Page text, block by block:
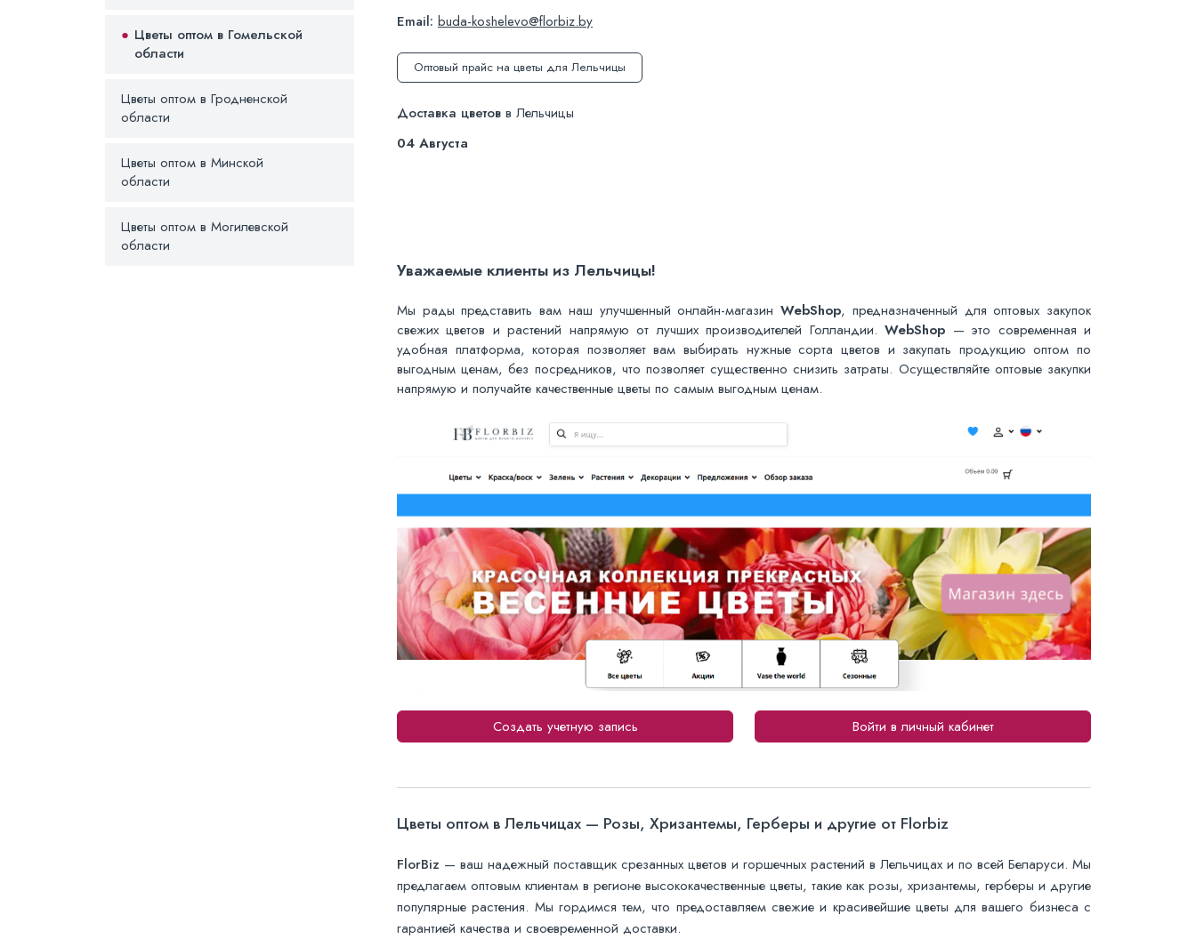
Цветы оптом в Гомельской
области
Цветы оптом в Гродненской
области
Цветы оптом в Минской
области
Цветы оптом в Могилевской
области
Email: buda-koshelevo@florbiz.by
Оптовый прайс на цветы для Лельчицы
Доставка цветов в Лельчицы
04 Августа
Уважаемые клиенты из Лельчицы!
Мы рады представить вам наш улучшенный онлайн-магазинWebShop, предназначенный для оптовых закупок
свежих цветов и растений напрямую от лучших производителей Голландии.WebShop — это современная и
удобная платформа, которая позволяет вам выбирать нужные сорта цветов и закупать продукцию оптом по
выгодным ценам, без посредников, что позволяет существенно снизить затраты. Осуществляйте оптовые закупки
напрямую и получайте качественные цветы по самым выгодным ценам.
Создать учетную запись Войти в личный кабинет
Цветы оптом в Лельчицах — Розы, Хризантемы, Герберы и другие от Florbiz
FlorBiz — ваш надежный поставщик срезанных цветов и горшечных растений в Лельчицах и по всей Беларуси. Мы
предлагаем оптовым клиентам в регионе высококачественные цветы, такие как розы, хризантемы, герберы и другие
популярные растения. Мы гордимся тем, что предоставляем свежие и красивейшие цветы для вашего бизнеса с
гарантией качества и своевременной доставки.